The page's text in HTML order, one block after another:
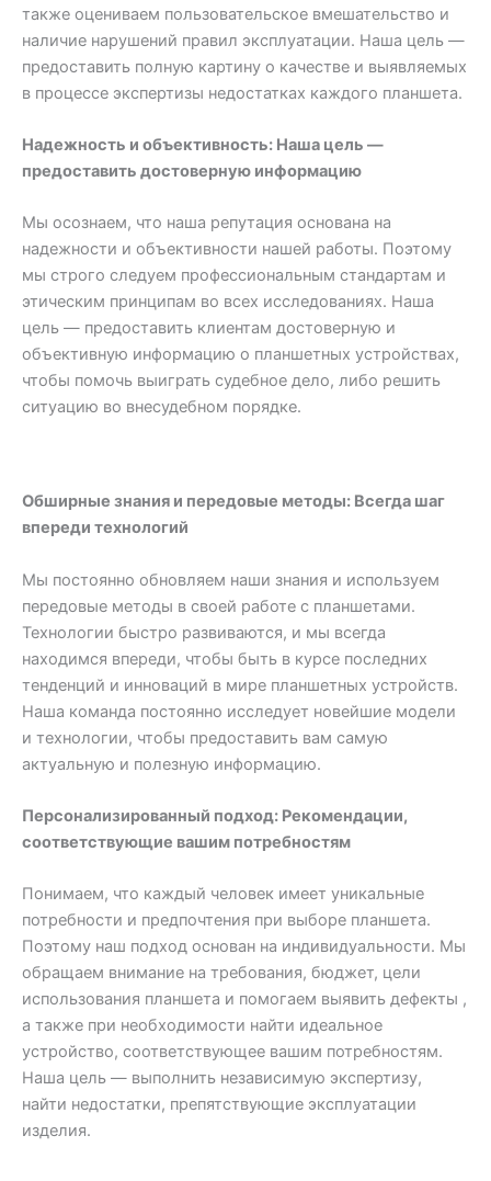
также оцениваем пользовательское вмешательство и
наличие нарушений правил эксплуатации. Наша цель —
предоставить полную картину о качестве и выявляемых
в процессе экспертизы недостатках каждого планшета.
Надежность и объективность: Наша цель —
предоставить достоверную информацию
Мы осознаем, что наша репутация основана на
надежности и объективности нашей работы. Поэтому
мы строго следуем профессиональным стандартам и
этическим принципам во всех исследованиях. Наша
цель — предоставить клиентам достоверную и
объективную информацию о планшетных устройствах,
чтобы помочь выиграть судебное дело, либо решить
ситуацию во внесудебном порядке.
Обширные знания и передовые методы: Всегда шаг
впереди технологий
Мы постоянно обновляем наши знания и используем
передовые методы в своей работе с планшетами.
Технологии быстро развиваются, и мы всегда
находимся впереди, чтобы быть в курсе последних
тенденций и инноваций в мире планшетных устройств.
Наша команда постоянно исследует новейшие модели
и технологии, чтобы предоставить вам самую
актуальную и полезную информацию.
Персонализированный подход: Рекомендации,
соответствующие вашим потребностям
Понимаем, что каждый человек имеет уникальные
потребности и предпочтения при выборе планшета.
Поэтому наш подход основан на индивидуальности. Мы
обращаем внимание на требования, бюджет, цели
использования планшета и помогаем выявить дефекты ,
а также при необходимости найти идеальное
устройство, соответствующее вашим потребностям.
Наша цель — выполнить независимую экспертизу,
найти недостатки, препятствующие эксплуатации
изделия.